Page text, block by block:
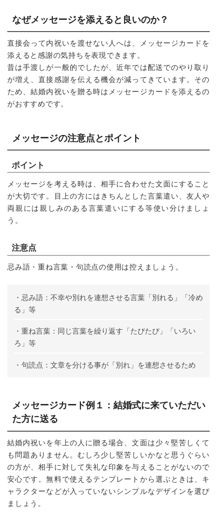
なぜメッセージを添えると良いのか？
直接会って内祝いを渡せない人へは、メッセージカードを
添えると感謝の気持ちを表現できます。
昔は手渡しが一般的でしたが、近年では配送でのやり取り
が増え、直接感謝を伝える機会が減ってきています。その
ため、結婚内祝いを贈る時はメッセージカードを添えるの
がおすすめです。
メッセージの注意点とポイント
ポイント
メッセージを考える時は、相手に合わせた文面にすること
が大切です。目上の方にはきちんとした言葉遣い、友人や
両親には親しみのある言葉遣いにする等使い分けましょ
う。
注意点
忌み語・重ね言葉・句読点の使用は控えましょう。
・忌み語：不幸や別れを連想させる言葉「別れる」「冷め
る」等
・重ね言葉：同じ言葉を繰り返す「たびたび」「いろい
ろ」等
・句読点：文章を分ける事が「別れ」を連想させるため
メッセージカード例１：結婚式に来ていただい
た方に送る
結婚内祝いを年上の人に贈る場合、文面は少々堅苦しくて
も問題ありません。むしろ少し堅苦しいかなと思うぐらい
の方が、相手に対して失礼な印象を与えることがないので
安心です。無料で使えるテンプレートから選ぶときは、キ
ャラクターなどが入っていないシンプルなデザインを選び
ましょう。